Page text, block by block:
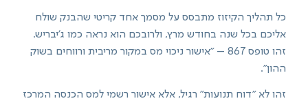
כל תהליך הקיזוז מתבסס על מסמך אחד קריטי שהבנק שולח
אליכם בכל שנה בחודש מרץ, ולרובכם הוא נראה כמו ג'יבריש.
זהו טופס 867 – "אישור ניכוי מס במקור מריבית ורווחים בשוק
ההון".
זהו לא "דוח תנועות" רגיל, אלא אישור רשמי למס הכנסה המרכז